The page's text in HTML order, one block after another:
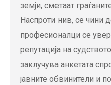
земји, сметаат
Наспроти нив, се чини
професионалци се
репутација на
заклучува анкетата
јавните обвинители и